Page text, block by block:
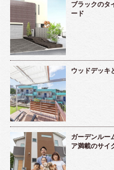
ブラックのタ
ード
ウッドデッキ
ガーデンルー
ア満載のサイ